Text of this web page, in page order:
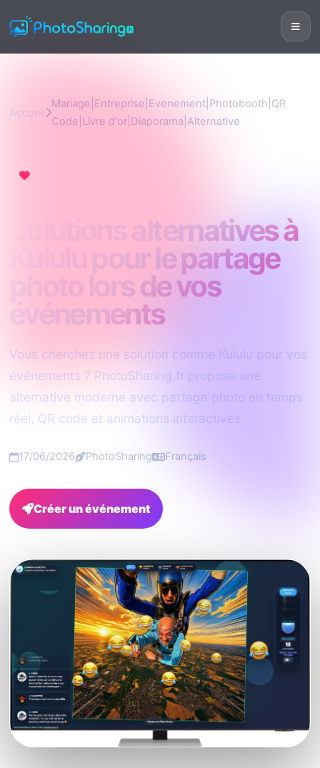
Accueil
Mariage|Entreprise|Evenement|Photobooth|QR
Code|Livre d'or|Diaporama|Alternative
Solutions alternatives à
Kululu pour le partage
photo lors de vos
événements
Vous cherchez une solution comme Kululu pour vos
événements ? PhotoSharing.fr propose une
alternative moderne avec partage photo en temps
réel, QR code et animations interactives.
17/06/2026 PhotoSharing Français
Créer un événement